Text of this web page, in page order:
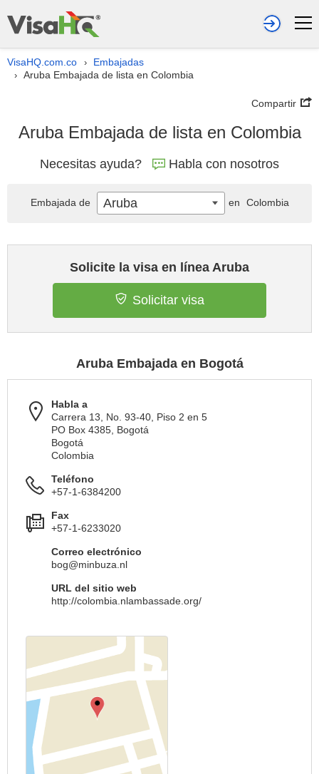
VisaHQ.com.co › Embajadas
› Aruba Embajada de lista en Colombia
Compartir
Aruba Embajada de lista en Colombia
Necesitas ayuda? Habla con nosotros
Solicite la visa en línea Aruba
Solicitar visa
Aruba Embajada en Bogotá
Habla a
Carrera 13, No. 93-40, Piso 2 en 5
PO Box 4385, Bogotá
Bogotá
Colombia
Teléfono
+57-1-6384200
Fax
+57-1-6233020
Correo electrónico
bog@minbuza.nl
URL del sitio web
http://colombia.nlambassade.org/
Embajada de Aruba en Colombia